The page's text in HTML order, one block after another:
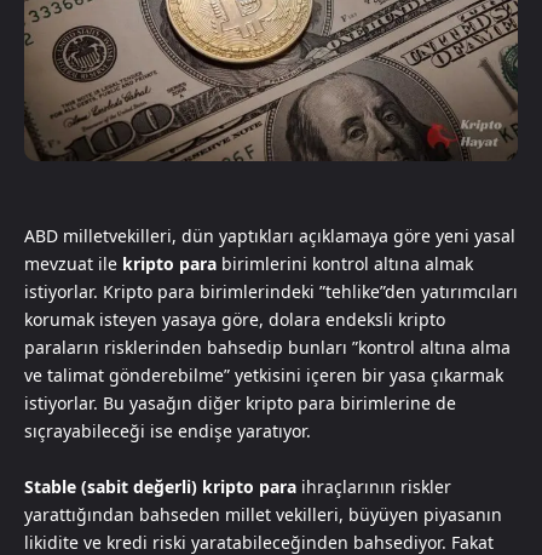
ABD milletvekilleri, dün yaptıkları açıklamaya göre yeni yasal
mevzuat ile kripto para birimlerini kontrol altına almak
istiyorlar. Kripto para birimlerindeki ”tehlike”den yatırımcıları
korumak isteyen yasaya göre, dolara endeksli kripto
paraların risklerinden bahsedip bunları ”kontrol altına alma
ve talimat gönderebilme” yetkisini içeren bir yasa çıkarmak
istiyorlar. Bu yasağın diğer kripto para birimlerine de
sıçrayabileceği ise endişe yaratıyor.
Stable (sabit değerli) kripto para ihraçlarının riskler
yarattığından bahseden millet vekilleri, büyüyen piyasanın
likidite ve kredi riski yaratabileceğinden bahsediyor. Fakat